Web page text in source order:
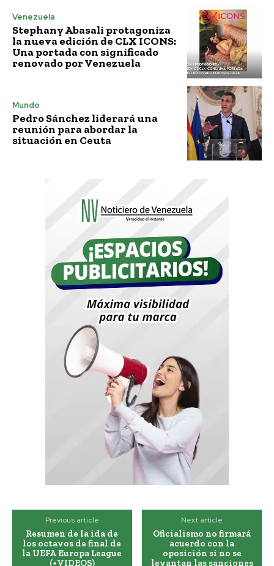
Venezuela
Stephany Abasali protagoniza
la nueva edición de CLX ICONS:
Una portada con significado
renovado por Venezuela
Mundo
Pedro Sánchez liderará una
reunión para abordar la
situación en Ceuta
Previous article
Resumen de la ida de
los octavos de final de
la UEFA Europa League
(+VIDEOS)
Next article
Oficialismo no firmará
acuerdo con la
oposición si no se
levantan las sanciones